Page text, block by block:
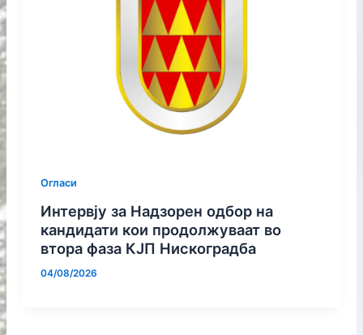
Огласи
Интервју за Надзорен одбор на
кандидати кои продолжуваат во
втора фаза КЈП Нискоградба
04/08/2026